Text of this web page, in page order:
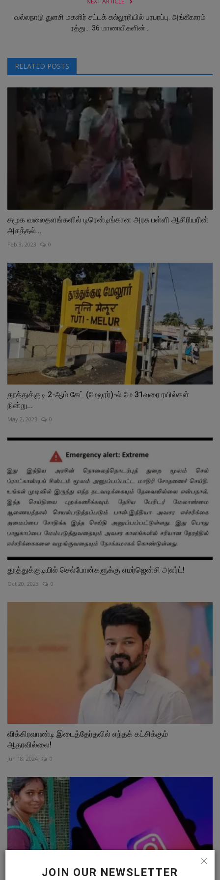
JOIN OUR NEWSLETTER
வல்லநாடு துளசி மகளிர் சட்டக் கல்லூரியில் பரபரப்பு: அங்கீகாரம்
ரத்து... 36 மாணவிகளின்...
RELATED POSTS
சமூக வலைதளங்களில் டிரென்டிங்கான அரசு பள்ளி ஆசிரியரின்
அசத்தல்...
Feb 3, 2023 0
தூத்துக்குடி 2-ஆம் கேட் (மேலூர்)-ல் மே 31வரை ரயில்கள்
நின்று...
May 2, 2023 0
தூத்துக்குடியில் செல்போன்களுக்கு எமர்ஜென்சி அலர்ட்!
Oct 20, 2023 0
விக்கிரவாண்டி இடைத்தேர்தலில் எந்தக் கட்சிக்கும்
ஆதரவில்லை!
Jun 18, 2024 0